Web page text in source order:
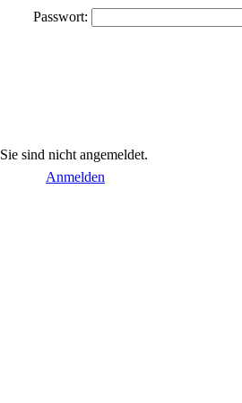
Passwort:
Sie sind nicht angemeldet.
Anmelden